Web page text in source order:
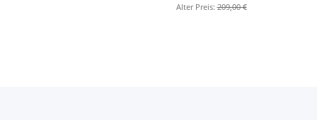
Alter Preis:209,00 €